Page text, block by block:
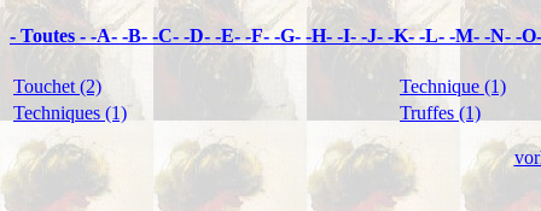
- Toutes - -A- -B- -C- -D- -E- -F--G- -H- -I- -J- -K--L- -M- -N- -
Touchet (2)
Technique (1)
Techniques (1)
Truffes (1)